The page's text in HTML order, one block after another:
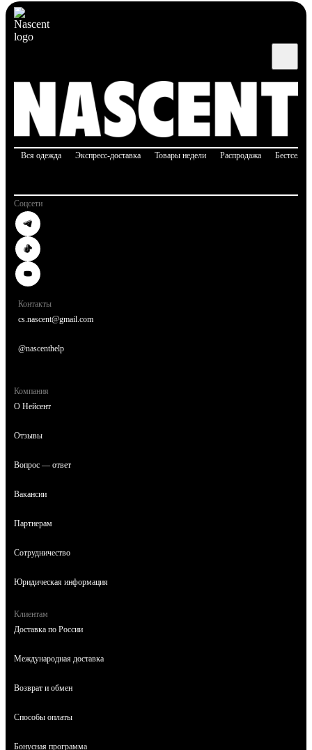
Вся одежда Экспресс-доставка Товары недели Распродажа
Соцсети
Контакты
cs.nascent@gmail.com
@nascenthelp
Компания
О Нейсент
Отзывы
Вопрос — ответ
Вакансии
Партнерам
Сотрудничество
Юридическая информация
Клиентам
Доставка по России
Международная доставка
Возврат и обмен
Способы оплаты
Бонусная программа